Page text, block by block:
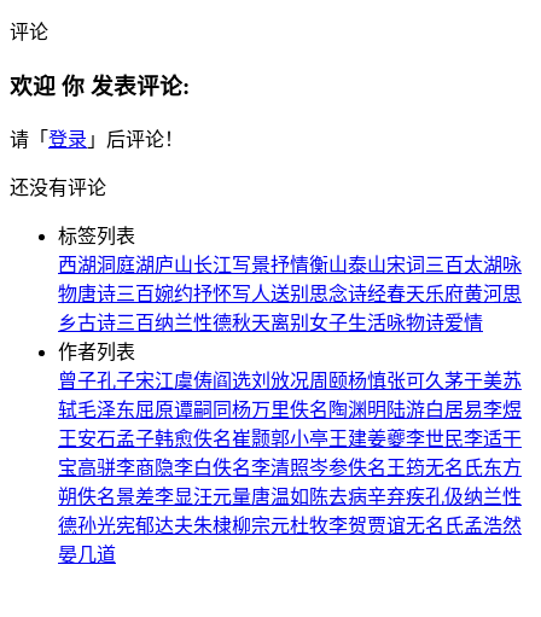
评论
欢迎 你 发表评论:
请「 登录 」后评论！
还没有评论
标签列表
西湖洞庭湖庐山长江写景抒情衡山泰山宋词三百太湖 咏
物唐诗三百婉约抒怀写人送别 思念诗经春天乐府黄河思
乡古诗三百纳兰性德秋天离别 女子生活咏物诗爱情
作者列表
曾子孔子宋江虞俦阎选刘攽况周颐杨慎张可久茅于美苏
轼毛泽东屈原谭嗣同杨万里佚名 陶渊明 陆游白居易李煜
王安石孟子韩愈佚名崔颢郭小亭王建姜夔李世民李适干
宝高骈李商隐李白佚名李清照岑参佚名 王筠无名氏东方
朔佚名景差李显汪元量唐温如 陈去病辛弃疾孔伋纳兰性
德孙光宪郁达夫朱棣柳宗元杜牧李贺贾谊无名氏孟浩然
晏几道